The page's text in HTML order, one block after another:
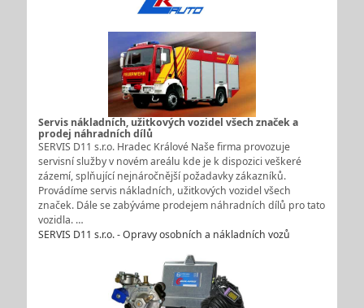
Servis nákladních, užitkových vozidel všech značek a
prodej náhradních dílů
SERVIS D11 s.r.o. Hradec Králové Naše firma provozuje
servisní služby v novém areálu kde je k dispozici veškeré
zázemí, splňující nejnáročnější požadavky zákazníků.
Provádíme servis nákladních, užitkových vozidel všech
značek. Dále se zabýváme prodejem náhradních dílů pro tato
vozidla. …
SERVIS D11 s.r.o. - Opravy osobních a nákladních vozů